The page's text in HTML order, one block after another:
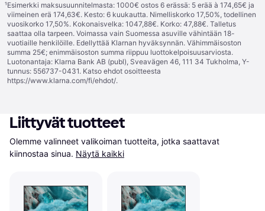
¹Esimerkki maksusuunnitelmasta: 1000€ ostos 6 erässä: 5 erää à 174,65€ ja
viimeinen erä 174,63€. Kesto: 6 kuukautta. Nimelliskorko 17,50%, todellinen
vuosikorko 17,50%. Kokonaisvelka: 1047,88€. Korko: 47,88€. Talletus
saattaa olla tarpeen. Voimassa vain Suomessa asuville vähintään 18-
vuotiaille henkilöille. Edellyttää Klarnan hyväksynnän. Vähimmäisoston
summa 25€; enimmäisoston summa riippuu luottokelpoisuusarviosta.
Luotonantaja: Klarna Bank AB (publ), Sveavägen 46, 111 34 Tukholma, Y-
tunnus: 556737-0431. Katso ehdot osoitteesta
https://www.klarna.com/fi/ehdot/.
Liittyvät tuotteet
Olemme valinneet valikoiman tuotteita, jotka saattavat
kiinnostaa sinua. Näytä kaikki